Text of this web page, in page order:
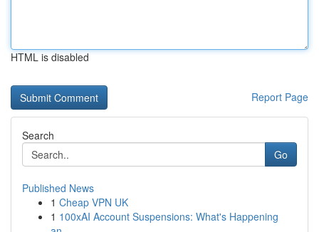
HTML is disabled
Report Page
Search
Go
Published News
1 Cheap VPN UK
1 100xAI Account Suspensions: What's Happening